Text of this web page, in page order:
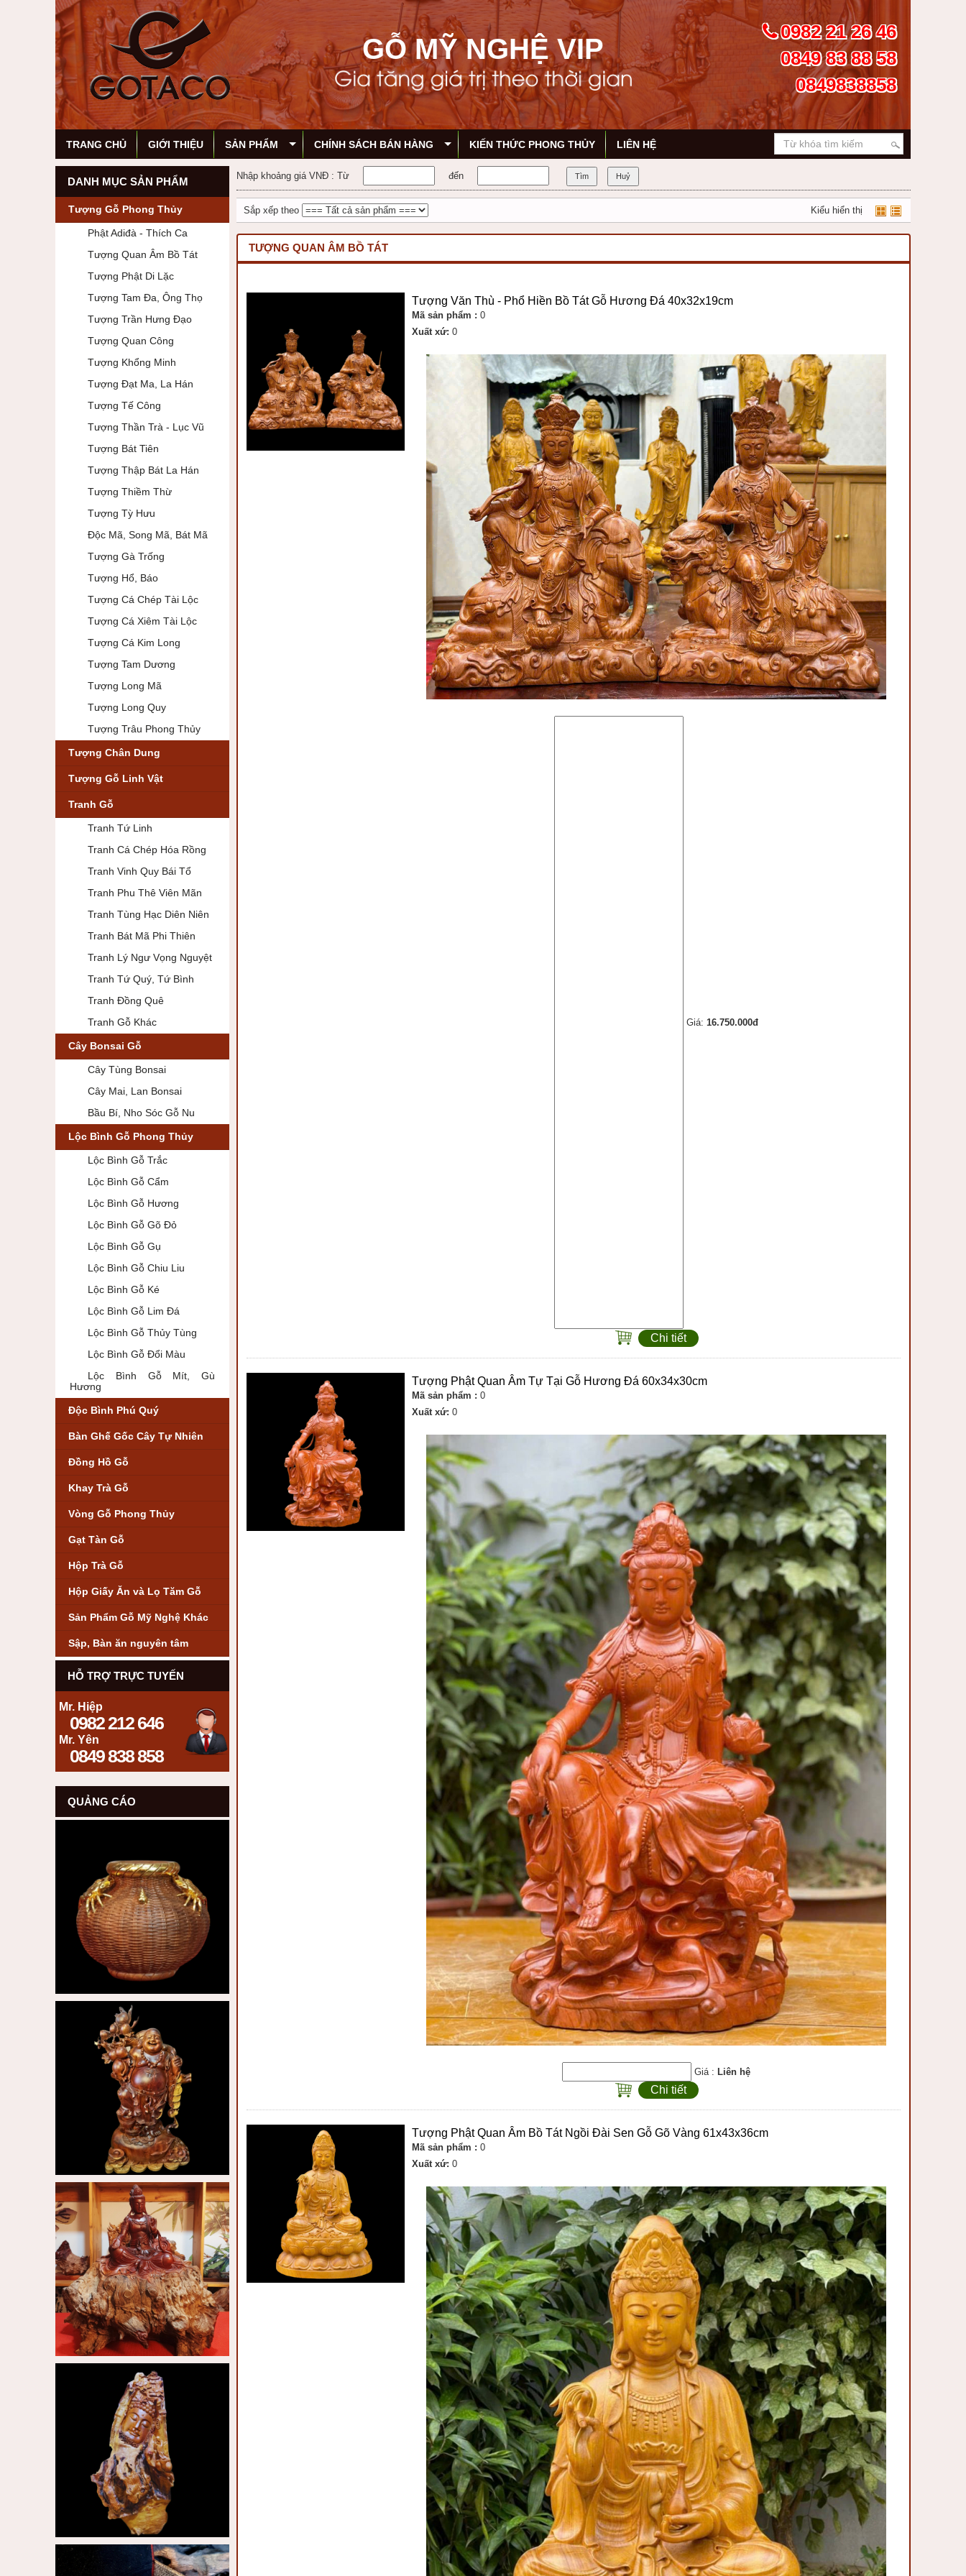
GỖ MỸ NGHỆ VIP
0982 21 26 46
0849 83 88 58
0849838858
TRANG CHỦ GIỚI THIỆU SẢN PHẨM CHÍNH SÁCH BÁN HÀNG KIẾN THỨC PHONG THỦY LIÊN HỆ
DANH MỤC SẢN PHẨM
Tượng Gỗ Phong Thủy
Phật Adiđà - Thích Ca
Tượng Quan Âm Bồ Tát
Tượng Phật Di Lặc
Tượng Tam Đa, Ông Thọ
Tượng Trần Hưng Đạo
Tượng Quan Công
Tượng Khổng Minh
Tượng Đạt Ma, La Hán
Tượng Tế Công
Tượng Thần Trà - Lục Vũ
Tượng Bát Tiên
Tượng Thập Bát La Hán
Tượng Thiềm Thừ
Tượng Tỳ Hưu
Độc Mã, Song Mã, Bát Mã
Tượng Gà Trống
Tượng Hổ, Báo
Tượng Cá Chép Tài Lộc
Tượng Cá Xiêm Tài Lộc
Tượng Cá Kim Long
Tượng Tam Dương
Tượng Long Mã
Tượng Long Quy
Tượng Trâu Phong Thủy
Tượng Chân Dung
Tượng Gỗ Linh Vật
Tranh Gỗ
Tranh Tứ Linh
Tranh Cá Chép Hóa Rồng
Tranh Vinh Quy Bái Tổ
Tranh Phu Thê Viên Mãn
Tranh Tùng Hạc Diên Niên
Tranh Bát Mã Phi Thiên
Tranh Lý Ngư Vọng Nguyệt
Tranh Tứ Quý, Tứ Bình
Tranh Đồng Quê
Tranh Gỗ Khác
Cây Bonsai Gỗ
Cây Tùng Bonsai
Cây Mai, Lan Bonsai
Bầu Bí, Nho Sóc Gỗ Nu
Lộc Bình Gỗ Phong Thủy
Lộc Bình Gỗ Trắc
Lộc Bình Gỗ Cẩm
Lộc Bình Gỗ Hương
Lộc Bình Gỗ Gõ Đỏ
Lộc Bình Gỗ Gụ
Lộc Bình Gỗ Chiu Liu
Lộc Bình Gỗ Ké
Lộc Bình Gỗ Lim Đá
Lộc Bình Gỗ Thủy Tùng
Lộc Bình Gỗ Đổi Màu
Lộc Bình Gỗ Mít, Gù
Hương
Độc Bình Phú Quý
Bàn Ghế Gốc Cây Tự Nhiên
Đồng Hồ Gỗ
Khay Trà Gỗ
Vòng Gỗ Phong Thủy
Gạt Tàn Gỗ
Hộp Trà Gỗ
Hộp Giấy Ăn và Lọ Tăm Gỗ
Sản Phẩm Gỗ Mỹ Nghệ Khác
Sập, Bàn ăn nguyên tâm
HỖ TRỢ TRỰC TUYẾN
Mr. Hiệp
0982 212 646
Mr. Yên
0849 838 858
QUẢNG CÁO
Nhập khoảng giá VNĐ : Từ đến Tìm Huỷ
Sắp xếp theo Kiểu hiển thị
TƯỢNG QUAN ÂM BỒ TÁT
Tượng Văn Thù - Phổ Hiền Bồ Tát Gỗ Hương Đá 40x32x19cm
Mã sản phẩm : 0
Xuất xứ: 0
Giá: 16.750.000đ
Chi tiết
Tượng Phật Quan Âm Tự Tại Gỗ Hương Đá 60x34x30cm
Mã sản phẩm : 0
Xuất xứ: 0
Giá : Liên hệ
Chi tiết
Tượng Phật Quan Âm Bồ Tát Ngồi Đài Sen Gỗ Gõ Vàng 61x43x36cm
Mã sản phẩm : 0
Xuất xứ: 0